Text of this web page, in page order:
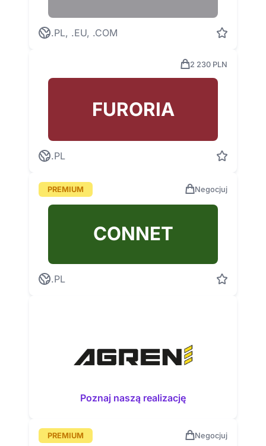
.PL, .EU, .COM
2 230 PLN
FURORIA
.PL
PREMIUM Negocjuj
CONNET
.PL
Poznaj naszą realizację
PREMIUM Negocjuj